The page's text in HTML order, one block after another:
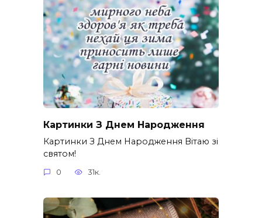
Картинки З Днем Народження
Картинки З Днем Народження Вітаю зі
святом!
0 31к.